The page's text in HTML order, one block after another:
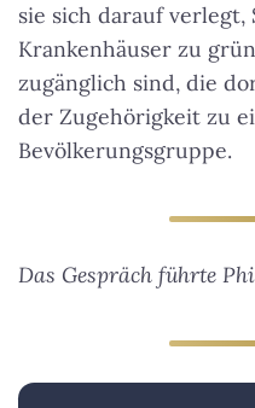
sie sich darauf verlegt,
Krankenhäuser zu
zugänglich sind, die
der Zugehörigkeit zu
Bevölkerungsgruppe.
Das Gespräch führte